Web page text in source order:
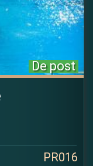
De post
PR016